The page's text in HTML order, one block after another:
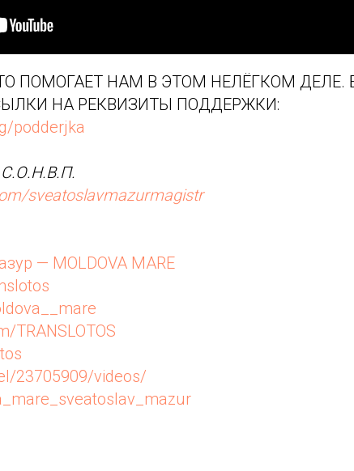
ПОМОГАЕТ НАМ В ЭТОМ НЕЛЁГКОМ ДЕЛЕ.
НА РЕКВИЗИТЫ ПОДДЕРЖКИ:
podderjka
sveatoslavmazurmagistr
— MOLDOVA MARE
TRANSLOTOS
23705909/videos/